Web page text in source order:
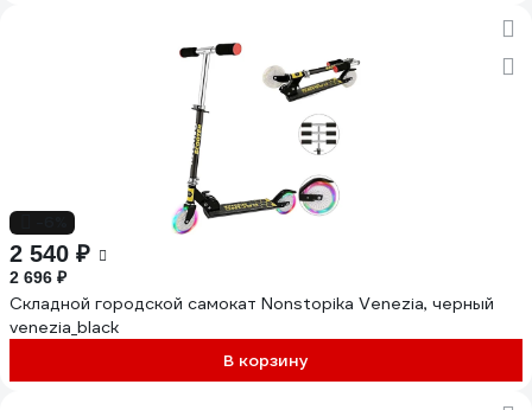
2 540 ₽
2 696 ₽
Складной городской самокат Nonstopika Venezia, черный
venezia_black
В корзину